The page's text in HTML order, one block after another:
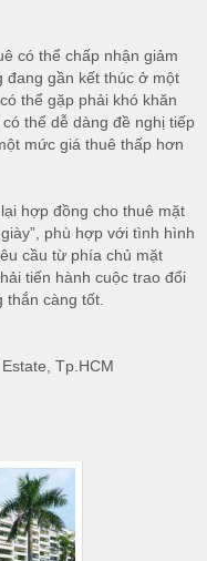
có thể chấp nhận giảm
đang gần kết thúc ở một
thể gặp phải khó khăn
thể dễ dàng đề nghị tiếp
mức giá thuê thấp hơn
hợp đồng cho thuê mặt
phù hợp với tình hình
cầu từ phía chủ mặt
tiến hành cuộc trao đổi
càng tốt.
Tp.HCM